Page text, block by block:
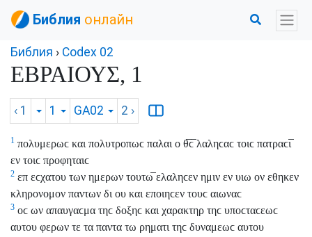
Библия онлайн
Библия › Codex 02
ΕΒΡΑΙΟΥΣ, 1
‹ 1 1 GA02 2 ›
1 πολυμερωϲ και πολυτροπωϲ παλαι ο θ̅ϲ̅ λαληϲαϲ τοιϲ πατραϲι̅
εν τοιϲ προφηταιϲ
2 επ εϲχατου των ημερων τουτω̅ ελαληϲεν ημιν εν υιω ον εθηκεν
κληρονομον παντων δι ου και εποιηϲεν τουϲ αιωναϲ
3 οϲ ων απαυγαϲμα τηϲ δοξηϲ και χαρακτηρ τηϲ υποϲταϲεωϲ
αυτου φερων τε τα παντα τω ρηματι τηϲ δυναμεωϲ αυτου